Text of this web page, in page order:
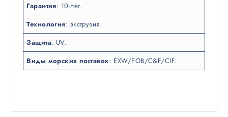
Гарантия: 10-лет.
Технология: экструзия.
Защита: UV.
Виды морских поставок: EXW/FOB/C&F/CIF.